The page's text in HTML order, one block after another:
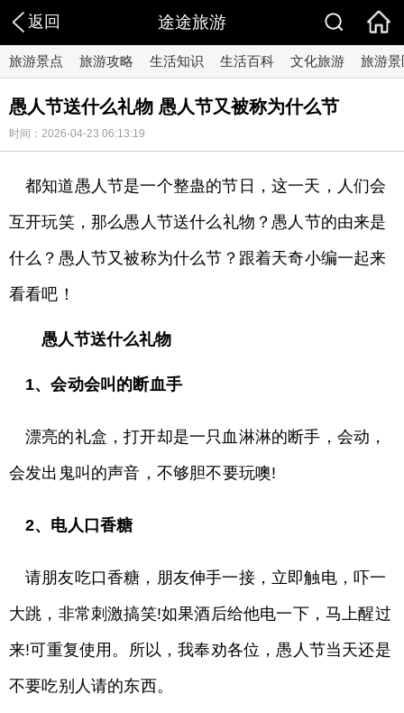
返回 途途旅游
旅游景点 旅游攻略 生活知识 生活百科 文化旅游 旅游景
愚人节送什么礼物 愚人节又被称为什么节
时间：2026-04-23 06:13:19
都知道愚人节是一个整蛊的节日，这一天，人们会
互开玩笑，那么愚人节送什么礼物？愚人节的由来是
什么？愚人节又被称为什么节？跟着天奇小编一起来
看看吧！
愚人节送什么礼物
1、会动会叫的断血手
漂亮的礼盒，打开却是一只血淋淋的断手，会动，
会发出鬼叫的声音，不够胆不要玩噢!
2、电人口香糖
请朋友吃口香糖，朋友伸手一接，立即触电，吓一
大跳，非常刺激搞笑!如果酒后给他电一下，马上醒过
来!可重复使用。所以，我奉劝各位，愚人节当天还是
不要吃别人请的东西。